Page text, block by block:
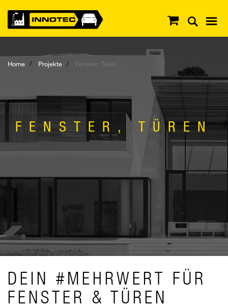
Home Projekte Fenster, Türen
FENSTER, TÜREN
DEIN #MEHRWERT FÜR
FENSTER & TÜREN